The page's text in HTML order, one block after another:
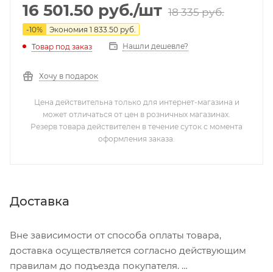
16 501.50 руб./шт 18 335руб.
-10% Экономия 1 833.50 руб.
Товар под заказ
Нашли дешевле?
Хочу в подарок
Цена действительна только для интернет-магазина и
может отличаться от цен в розничных магазинах.
Резерв товара действителен в течение суток с момента
оформления заказа.
Доставка
Вне зависимости от способа оплаты товара,
доставка осуществляется согласно действующим
правилам до подъезда покупателя.